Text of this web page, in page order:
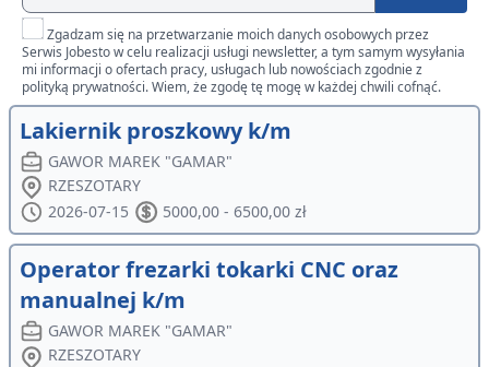
Zgadzam się na przetwarzanie moich danych osobowych przez
Serwis Jobesto w celu realizacji usługi newsletter, a tym samym wysyłania
mi informacji o ofertach pracy, usługach lub nowościach zgodnie z
polityką prywatności. Wiem, że zgodę tę mogę w każdej chwili cofnąć.
Lakiernik proszkowy k/m
GAWOR MAREK "GAMAR"
RZESZOTARY
2026-07-15
5000,00 - 6500,00 zł
Operator frezarki tokarki CNC oraz
manualnej k/m
GAWOR MAREK "GAMAR"
RZESZOTARY